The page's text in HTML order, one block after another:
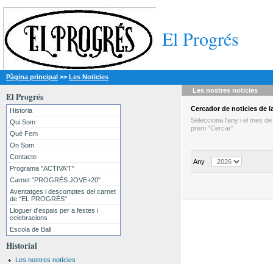
El Progrés
Pàgina principal >> Les Noticies
El Progrés
Historia
Qui Som
Què Fem
On Som
Contacte
Programa "ACTIVA'T"
Carnet "PROGRÉS JOVE+20"
Aventatges i descomptes del carnet
de "EL PROGRÉS"
Lloguer d'espais per a festes i
celebracions
Escola de Ball
Historial
Les nostres notícies
Les nostres noticies
Cercadorde noticies de
Selecciona l'any i el mes
prem "Cercar".
Any